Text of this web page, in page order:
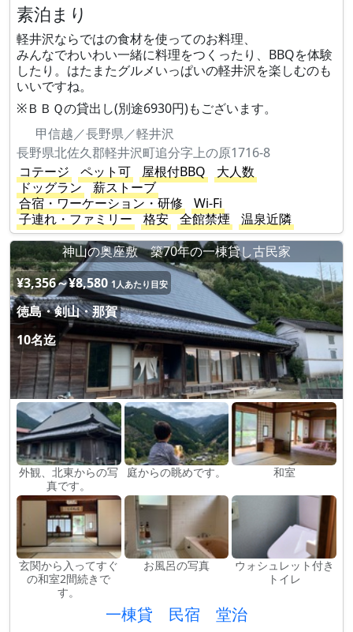
素泊まり
軽井沢ならではの食材を使ってのお料理、
みんなでわいわい一緒に料理をつくったり、BBQを体験
したり。はたまたグルメいっぱいの軽井沢を楽しむのも
いいですね。
※ＢＢＱの貸出し(別途6930円)もございます。
甲信越／長野県／軽井沢
長野県北佐久郡軽井沢町追分字上の原1716-8
コテージ
ペット可 屋根付BBQ
大人数
ドッグラン
薪ストーブ
合宿・ワーケーション・研修
Wi-Fi
子連れ・ファミリー
格安 全館禁煙
温泉近隣
神山の奥座敷 築70年の一棟貸し古民家
¥3,356～¥8,580 1人あたり目安
徳島・剣山・那賀
10名迄
外観、北東からの写
真です。
庭からの眺めです。 和室
玄関から入ってすぐ
の和室2間続きで
す。
お風呂の写真
ウォシュレット付き
トイレ
一棟貸 民宿 堂治